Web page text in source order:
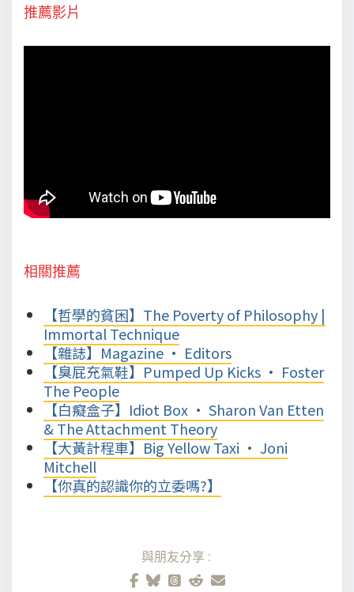
推薦影片
相關推薦
【哲學的貧困】The Poverty of Philosophy |
Immortal Technique
【雜誌】Magazine • Editors
【臭屁充氣鞋】Pumped Up Kicks • Foster
The People
【白癡盒子】Idiot Box • Sharon Van Etten
& The Attachment Theory
【大黃計程車】Big Yellow Taxi • Joni
Mitchell
【你真的認識你的立委嗎?】
與朋友分享: